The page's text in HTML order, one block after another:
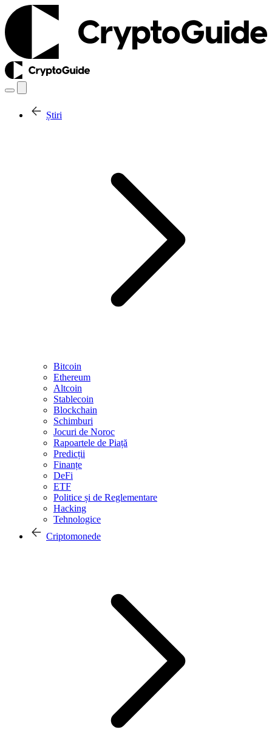
Știri
Bitcoin
Ethereum
Altcoin
Stablecoin
Blockchain
Schimburi
Jocuri de Noroc
Rapoartele de Piață
Predicții
Finanțe
DeFi
ETF
Politice și de Reglementare
Hacking
Tehnologice
Criptomonede